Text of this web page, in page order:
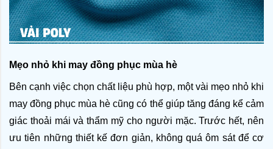
Mẹo nhỏ khi may đồng phục mùa hè
Bên cạnh việc chọn chất liệu phù hợp, một vài mẹo nhỏ khi
may đồng phục mùa hè cũng có thể giúp tăng đáng kể cảm
giác thoải mái và thẩm mỹ cho người mặc. Trước hết, nên
ưu tiên những thiết kế đơn giản, không quá ôm sát để cơ